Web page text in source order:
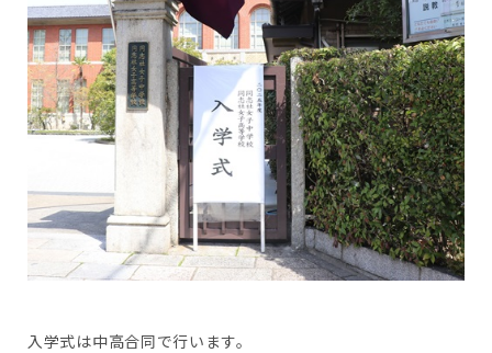
入学式は中高合同で行います。